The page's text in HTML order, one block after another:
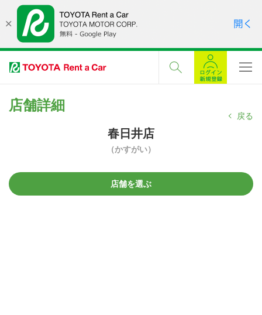
店舗詳細
戻る
春日井店
（かすがい）
店舗を選ぶ